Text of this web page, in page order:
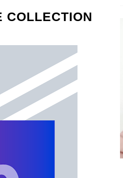
COLLECTION